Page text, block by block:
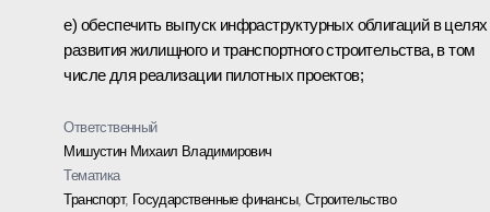
е) обеспечить выпуск инфраструктурных облигаций в целях
развития жилищного и транспортного строительства, в том
числе для реализации пилотных проектов;
Ответственный
Мишустин Михаил Владимирович
Тематика
Транспорт, Государственные финансы, Строительство